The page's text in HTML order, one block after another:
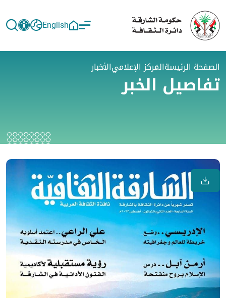
English
الصفحة الرئيسةالمركز الإعلاميالأخبار
تفاصيل الخبر